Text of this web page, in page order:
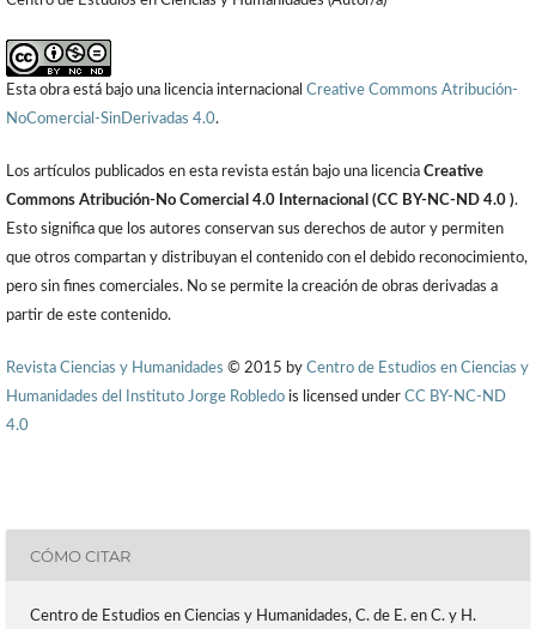
Esta obra está bajo una licencia internacional Creative Commons Atribución-
NoComercial-SinDerivadas 4.0.
Los artículos publicados en esta revista están bajo una licencia Creative
Commons Atribución-No Comercial 4.0 Internacional (CC BY-NC-ND 4.0 ).
Esto significa que los autores conservan sus derechos de autor y permiten
que otros compartan y distribuyan el contenido con el debido reconocimiento,
pero sin fines comerciales. No se permite la creación de obras derivadas a
partir de este contenido.
Revista Ciencias y Humanidades © 2015 by Centro de Estudios en Ciencias y
Humanidades del Instituto Jorge Robledo is licensed under CC BY-NC-ND
4.0
CÓMO CITAR
Centro de Estudios en Ciencias y Humanidades, C. de E. en C. y H.